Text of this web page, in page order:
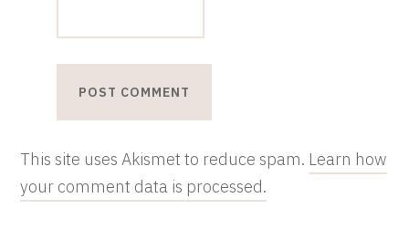
This site uses Akismet to reduce spam. Learn how
your comment data is processed.